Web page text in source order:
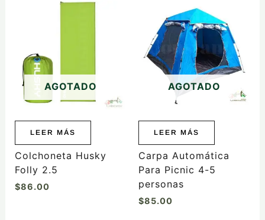
AGOTADO
LEER MÁS
Colchoneta Husky
Folly 2.5
$86.00
AGOTADO
LEER MÁS
Carpa Automática
Para Picnic 4-5
personas
$85.00